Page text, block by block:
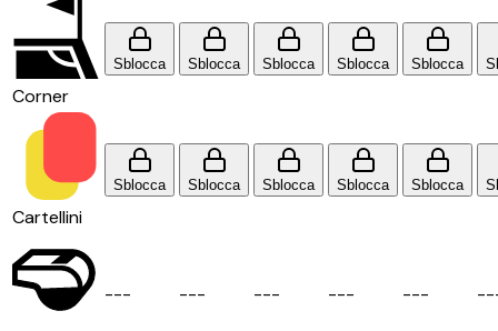
Corner
Sblocca Sblocca Sblocca Sblocca Sblocca
Cartellini
Sblocca Sblocca Sblocca Sblocca Sblocca
--- --- --- --- --- --